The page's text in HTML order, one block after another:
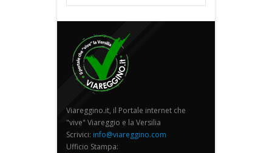
Viareggino.it, il Portale internet che
"vive" Viareggio e la Versilia
Scrivici: info@viareggino.com
Ufficio Stampa: